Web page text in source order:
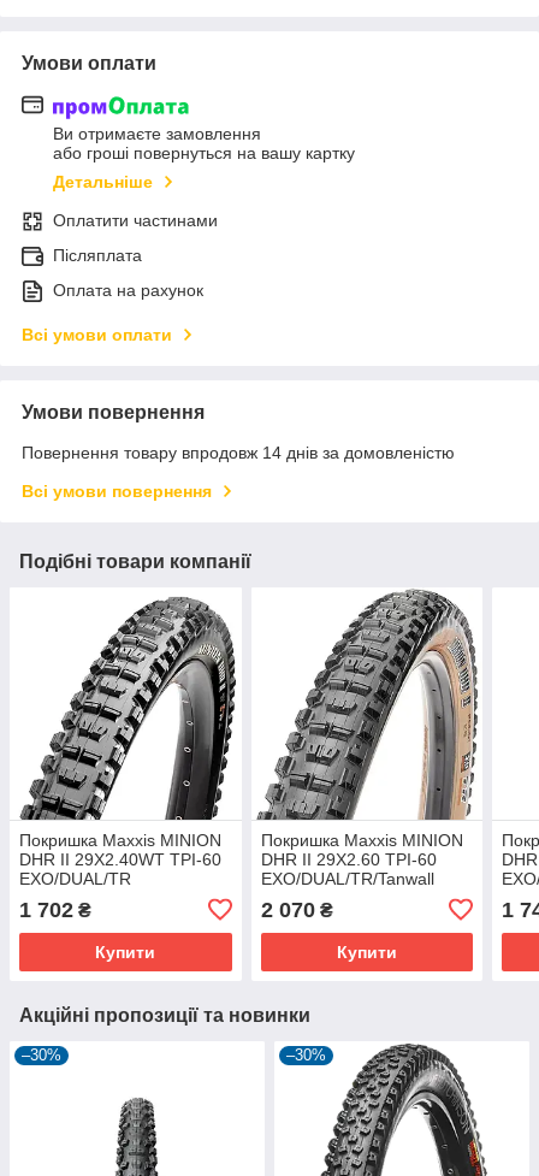
Умови оплати
Ви отримаєте замовлення
або гроші повернуться на вашу картку
Детальніше
Оплатити частинами
Післяплата
Оплата на рахунок
Всі умови оплати
Умови повернення
Повернення товару впродовж 14 днів за домовленістю
Всі умови повернення
Подібні товари компанії
Покришка Maxxis MINION
DHR II 29X2.40WT TPI-60
EXO/DUAL/TR
1 702 ₴
Купити
Покришка Maxxis MINION
DHR II 29X2.60 TPI-60
EXO/DUAL/TR/Tanwall
2 070₴
Купити
1
Акційні пропозиції та новинки
–30% –30%